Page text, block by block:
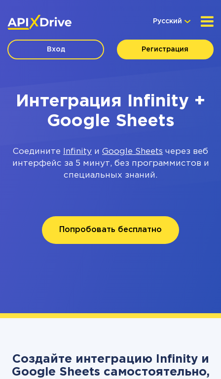
Русский
Вход Регистрация
Интеграция Infinity +
Google Sheets
Соедините Infinity и Google Sheets через веб
интерфейс за 5 минут, без программистов и
специальных знаний.
Попробовать бесплатно
Создайте интеграцию Infinity и
Google Sheets самостоятельно,